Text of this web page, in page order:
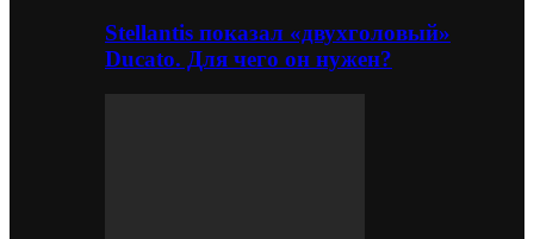
Stellantis показал «двухголовый»
Ducato. Для чего он нужен?